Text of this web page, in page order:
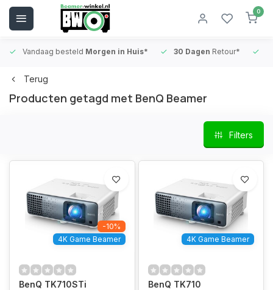
0
Vandaag besteld Morgen in Huis* 30 Dagen Retour*
Terug
Producten getagd met BenQ Beamer
Filters
-10%
4K Game Beamer
BenQ TK710STi
4K Game Beamer
BenQ TK710